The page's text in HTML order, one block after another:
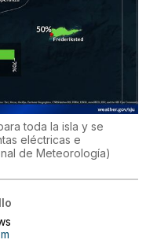
toda la isla y se
eléctricas e
de Meteorología)